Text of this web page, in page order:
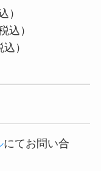
）
込）
）
にてお問い合